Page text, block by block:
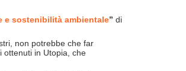
e sostenibilità ambientale” di
non potrebbe che far
ottenuti in Utopia, che